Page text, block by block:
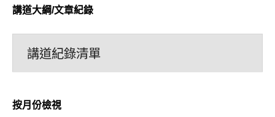
講道大綱/文章紀錄
講道紀錄清單
按月份檢視